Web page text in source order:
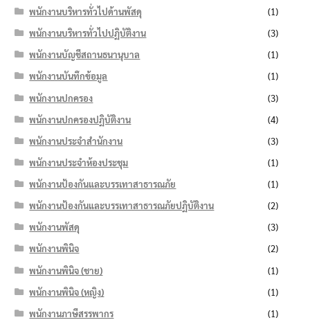
พนักงานบริหารทั่วไปด้านพัสดุ
(1)
พนักงานบริหารทั่วไปปฏิบัติงาน
(3)
พนักงานบัญชีสถานธนานุบาล
(1)
พนักงานบันทึกข้อมูล
(1)
พนักงานปกครอง
(3)
พนักงานปกครองปฏิบัติงาน
(4)
พนักงานประจำสำนักงาน
(3)
พนักงานประจำห้องประชุม
(1)
พนักงานป้องกันและบรรเทาสาธารณภัย
(1)
พนักงานป้องกันและบรรเทาสาธารณภัยปฏิบัติงาน
(2)
พนักงานพัสดุ
(3)
พนักงานพินิจ
(2)
พนักงานพินิจ (ชาย)
(1)
พนักงานพินิจ (หญิง)
(1)
พนักงานภาษีสรรพากร
(1)